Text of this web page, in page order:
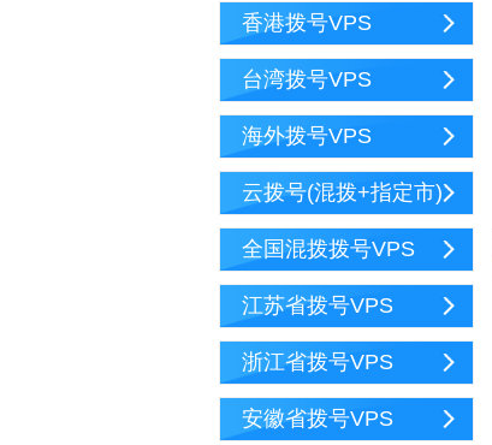
香港拨号VPS
台湾拨号VPS
海外拨号VPS
云拨号(混拨+指定市)
全国混拨拨号VPS
江苏省拨号VPS
浙江省拨号VPS
安徽省拨号VPS